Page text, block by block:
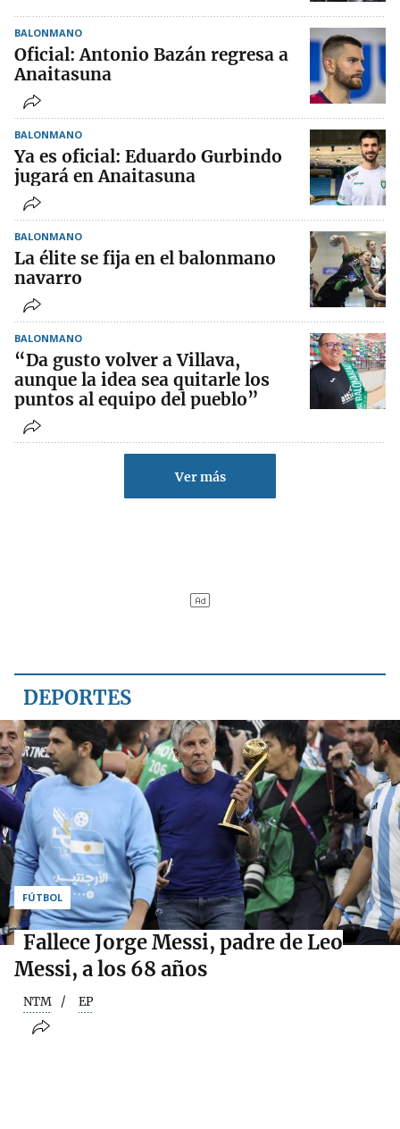
BALONMANO
Oficial: Antonio Bazán regresa a
Anaitasuna
BALONMANO
Ya es oficial: Eduardo Gurbindo
jugará en Anaitasuna
BALONMANO
La élite se fija en el balonmano
navarro
BALONMANO
“Da gusto volver a Villava,
aunque la idea sea quitarle los
puntos al equipo del pueblo”
Ver más
DEPORTES
FÚTBOL
Fallece Jorge Messi, padre de Leo
Messi, a los 68 años
NTM EP